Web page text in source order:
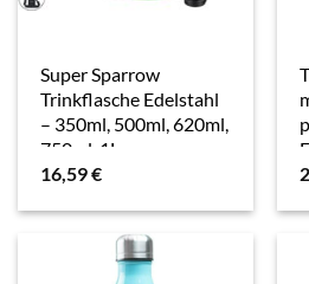
Super Sparrow
Trinkflasche Edelstahl
– 350ml, 500ml, 620ml,
750ml, 1L –
Auslaufsicher
Frei Wasserflasche –
Kohlensäure…
16,59€